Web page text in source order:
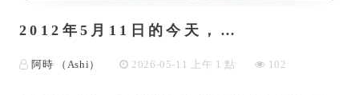
2012年5月11日的今天，…
阿時 （Ashi） 2026-05-11 上午 1 點 102